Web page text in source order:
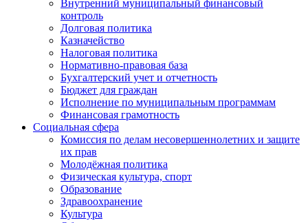
Внутренний муниципальный финансовый
контроль
Долговая политика
Казначейство
Налоговая политика
Нормативно-правовая база
Бухгалтерский учет и отчетность
Бюджет для граждан
Исполнение по муниципальным программам
Финансовая грамотность
Социальная сфера
Комиссия по делам несовершеннолетних и защите
их прав
Молодёжная политика
Физическая культура, спорт
Образование
Здравоохранение
Культура